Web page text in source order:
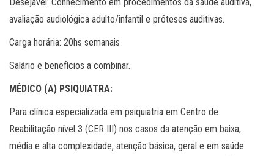
avaliação audiológica adulto/infantil e próteses auditivas.
Carga horária: 20hs semanais
Salário e benefícios a combinar.
MÉDICO (A) PSIQUIATRA:
Para clínica especializada em psiquiatria em Centro de
Reabilitação nível 3 (CER III) nos casos da atenção em baixa,
média e alta complexidade, atenção básica, geral e em saúde